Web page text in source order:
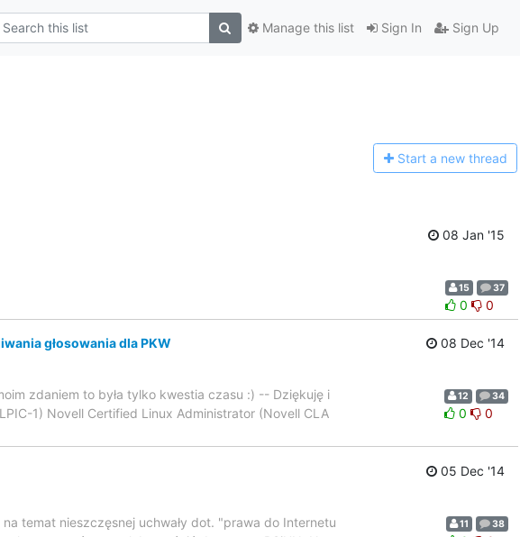
Sign In Sign Up
Manage this list
Start a new thread
08 Jan '15
15 37
0 0
głosowania dla PKW
08 Dec '14
zdaniem to była tylko kwestia czasu :) -- Dziękuję i
1) Novell Certified Linux Administrator (Novell CLA
12 34
0 0
05 Dec '14
temat nieszczęsnej uchwały dot. "prawa do Internetu
11 38